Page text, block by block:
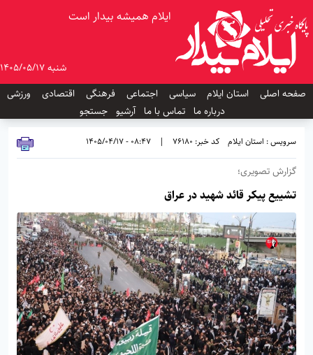
ایلام همیشه بیدار است
شنبه 1405/05/17
صفحه اصلی
استان ایلام سیاسی اجتماعی فرهنگی اقتصادی
ورزشی
درباره ما تماس با ما آرشیو جستجو
سرویس : استان ایلام کد خبر: 76180 |
08:47 - 1405/04/17
گزارش تصویری؛
تشییع پیکر قائد شهید در عراق